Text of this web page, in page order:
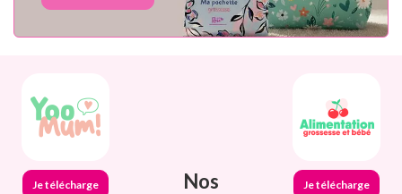
Je télécharge
Nos
Je télécharge